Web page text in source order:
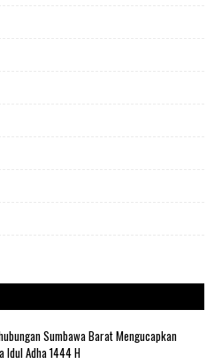
Sumbawa Barat Mengucapkan
Idul Adha 1444 H